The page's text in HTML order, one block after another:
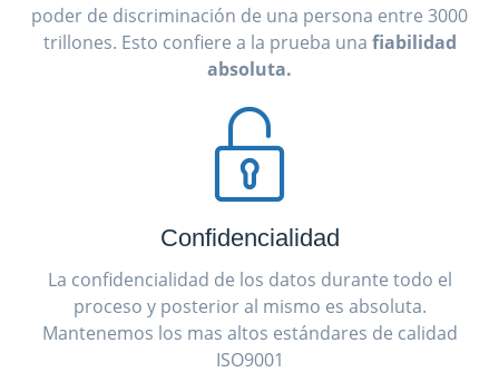
poder de discriminación de una persona entre 3000
trillones. Esto confiere a la prueba una fiabilidad
absoluta.
Confidencialidad
La confidencialidad de los datos durante todo el
proceso y posterior al mismo es absoluta.
Mantenemos los mas altos estándares de calidad
ISO9001